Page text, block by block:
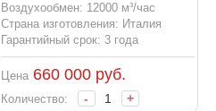
Воздухообмен: 12000 м³/час
Страна изготовления: Италия
Гарантийный срок: 3 года
Цена 660 000руб.
Количество: - +